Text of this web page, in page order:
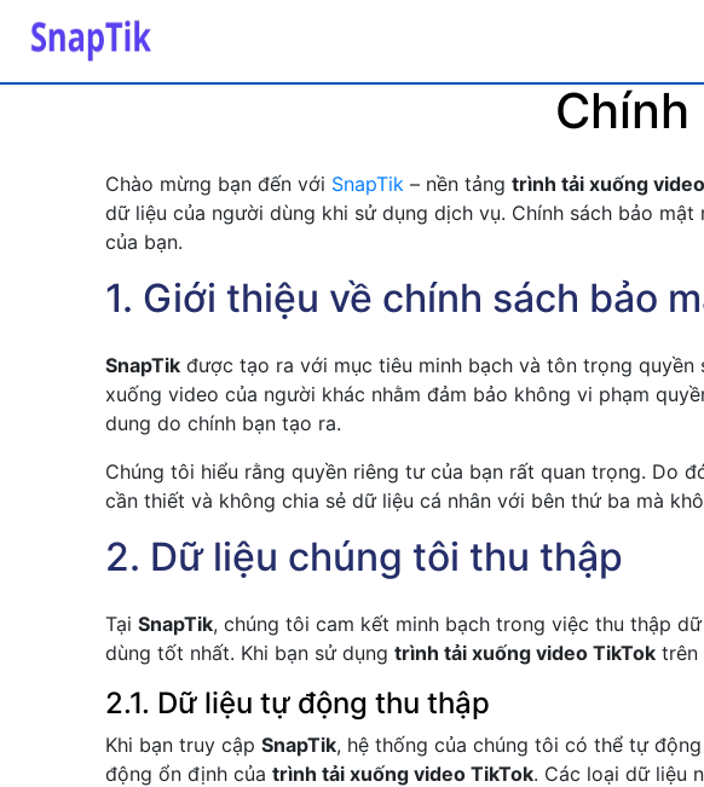
Chính
Chào mừng bạn đến với SnapTik – nền tảng trình tải xuống
dữ liệu của người dùng khi sử dụng dịch vụ. Chính sách bảo
của bạn.
1. Giới thiệu về chính sách bảo
SnapTik được tạo ra với mục tiêu minh bạch và tôn trọng
xuống video của người khác nhằm đảm bảo không vi phạm
dung do chính bạn tạo ra.
Chúng tôi hiểu rằng quyền riêng tư của bạn rất quan trọng. Do
cần thiết và không chia sẻ dữ liệu cá nhân với bên thứ ba mà
2. Dữ liệu chúng tôi thu thập
Tại SnapTik, chúng tôi cam kết minh bạch trong việc thu thập
dùng tốt nhất. Khi bạn sử dụng trình tải xuống video TikTok trên
2.1. Dữ liệu tự động thu thập
Khi bạn truy cập SnapTik, hệ thống của chúng tôi có thể tự
động ổn định của trình tải xuống video TikTok. Các loại dữ liệu